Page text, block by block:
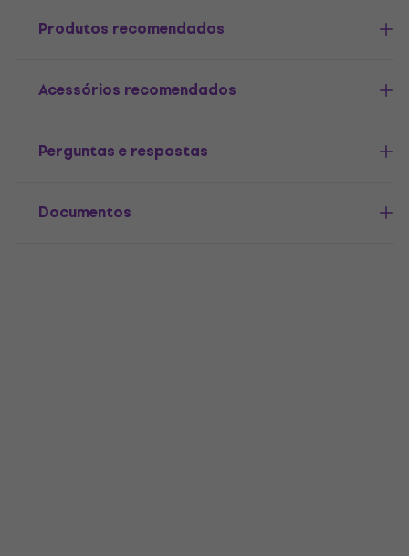
Produtos recomendados
Acessórios recomendados
Perguntas e respostas
Documentos